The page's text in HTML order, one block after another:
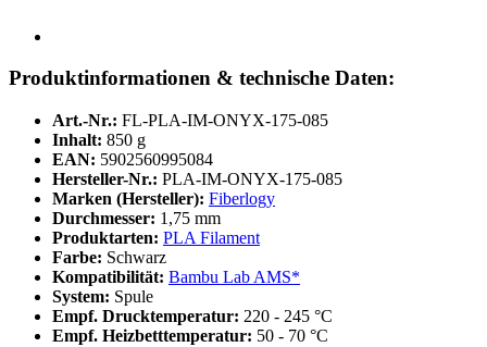
Produktinformationen & technische Daten:
Art.-Nr.: FL-PLA-IM-ONYX-175-085
Inhalt: 850 g
EAN: 5902560995084
Hersteller-Nr.: PLA-IM-ONYX-175-085
Marken (Hersteller): Fiberlogy
Durchmesser: 1,75 mm
Produktarten: PLA Filament
Farbe: Schwarz
Kompatibilität: Bambu Lab AMS*
System: Spule
Empf. Drucktemperatur: 220 - 245 °C
Empf. Heizbetttemperatur: 50 - 70 °C